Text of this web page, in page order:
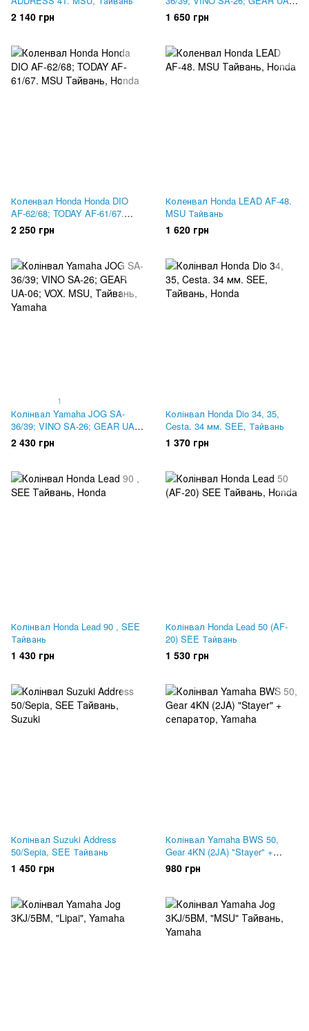
2 140 грн
06; VOX. LIPAI
1 650 грн
Коленвал Honda Honda DIO
AF-62/68; TODAY AF-61/67.
MSU Тайвань
2 250 грн
Коленвал Honda LEAD AF-48.
MSU Тайвань
1 620 грн
1
Колінвал Yamaha JOG SA-
36/39; VINO SA-26; GEAR UA-
06; VOX. MSU, Тайвань
2 430 грн
Колінвал Honda Dio 34, 35,
Cesta. 34 мм. SEE, Тайвань
1 370 грн
Колінвал Honda Lead 90 , SEE
Тайвань
1 430 грн
Колінвал Honda Lead 50 (AF-
20) SEE Тайвань
1 530 грн
Колінвал Suzuki Address
50/Sepia, SEE Тайвань
1 450 грн
Колінвал Yamaha BWS 50,
Gear 4KN (2JA) "Stayer" +
сепаратор
980 грн